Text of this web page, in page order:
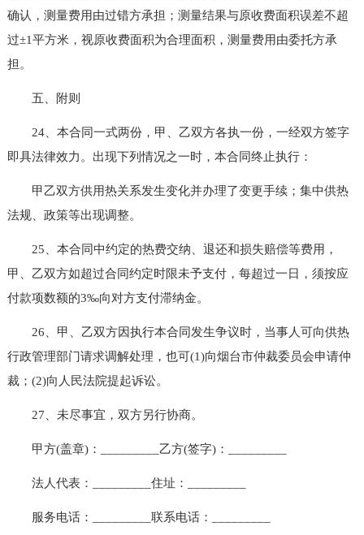
确认，测量费用由过错方承担；测量结果与原收费面积误差不超
过±1平方米，视原收费面积为合理面积，测量费用由委托方承
担。
五、附则
24、本合同一式两份，甲、乙双方各执一份，一经双方签字
即具法律效力。出现下列情况之一时，本合同终止执行：
甲乙双方供用热关系发生变化并办理了变更手续；集中供热
法规、政策等出现调整。
25、本合同中约定的热费交纳、退还和损失赔偿等费用，
甲、乙双方如超过合同约定时限未予支付，每超过一日，须按应
付款项数额的3‰向对方支付滞纳金。
26、甲、乙双方因执行本合同发生争议时，当事人可向供热
行政管理部门请求调解处理，也可(1)向烟台市仲裁委员会申请仲
裁；(2)向人民法院提起诉讼。
27、未尽事宜，双方另行协商。
甲方(盖章)：_________乙方(签字)：_________
法人代表：_________住址：_________
服务电话：_________联系电话：_________